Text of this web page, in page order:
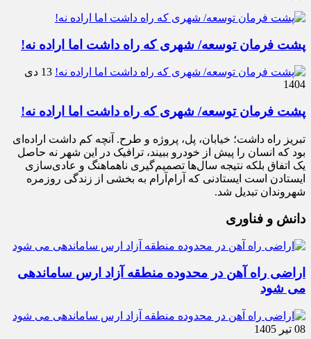
پشت فرمان توسعه/ شهری که راه داشت اما اراده نه!
13 دی
1404
پشت فرمان توسعه/ شهری که راه داشت اما اراده نه!
تبریز راه داشت؛ خیابان، پل، پروژه و طرح. آنچه کم داشت اراده‌ای
بود که انسان را پیش از خودرو ببیند، ترافیک در این شهر نه حاصل
یک اتفاق بلکه نتیجه سال‌ها تصمیم‌گیری ناهماهنگ و عادی‌سازی
ایستادن است ایستادنی که آرام‌آرام به بخشی از زندگی روزمره
شهروندان تبدیل شد.
دانش و فناوری
اراضی راه آهن در محدوده منطقه آزاد ارس ساماندهی
می شود
08 تیر 1405